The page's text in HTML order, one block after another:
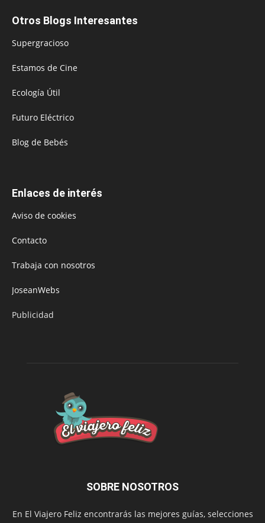
Otros Blogs Interesantes
Supergracioso
Estamos de Cine
Ecología Útil
Futuro Eléctrico
Blog de Bebés
Enlaces de interés
Aviso de cookies
Contacto
Trabaja con nosotros
JoseanWebs
Publicidad
SOBRE NOSOTROS
En El Viajero Feliz encontrarás las mejores guías, selecciones